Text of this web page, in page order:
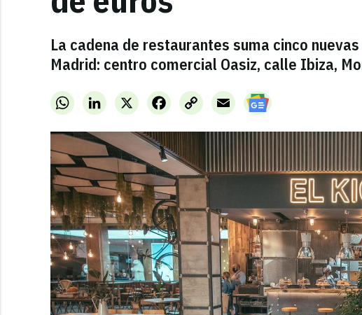
La cadena de restaurantes suma cinco
Madrid: centro comercial Oasiz, calle Ibiza,
WhatsAppLinkedInX FacebookCopy
Link
Email